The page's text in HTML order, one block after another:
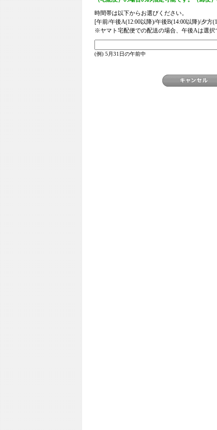
時間帯は以下からお選びください。
[午前/午後A(12:00以降)/午後B(14:00以降)/夕方
※ヤマト宅配便での配送の場合、午後Aは選択
(例) 5月31日の午前中